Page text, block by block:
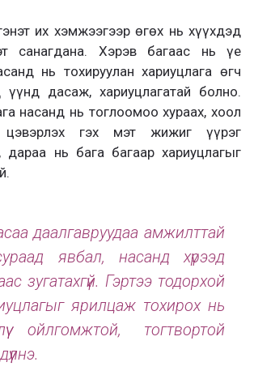
их хэмжээгээр өгөх нь хүүхдэд
санагдана. Хэрэв багаас нь үе
нь тохируулан хариуцлага өгч
үүнд дасаж, хариуцлагатай болно.
насанд нь тоглоомоо хураах, хоол
цэвэрлэх гэх мэт жижиг үүрэг
дараа нь бага багаар хариуцлагыг
даалгавруудаа амжилттай
явбал, насанд хүрээд
зугатахгүй. Гэртээ тодорхой
ярилцаж тохирох нь
ойлгомжтой, тогтвортой